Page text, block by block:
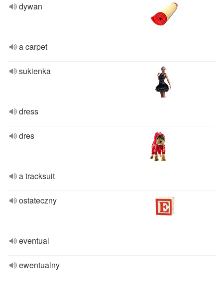
dywan
a carpet
sukienka
dress
dres
a tracksuit
ostateczny
eventual
ewentualny